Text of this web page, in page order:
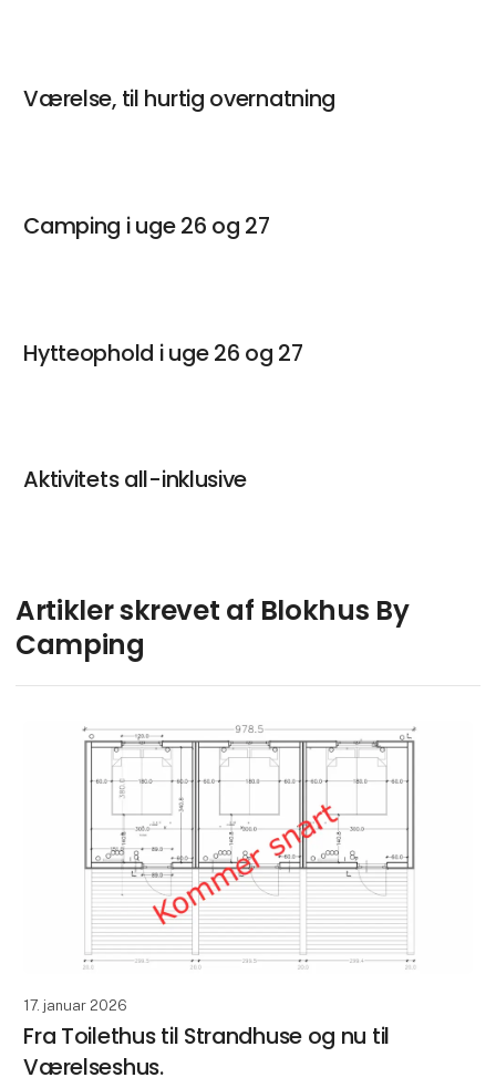
Værelse, til hurtig overnatning
Camping i uge 26 og 27
Hytteophold i uge 26 og 27
Aktivitets all-inklusive
Artikler skrevet af Blokhus By
Camping
17. januar 2026
Fra Toilethus til Strandhuse og nu til
Værelseshus.